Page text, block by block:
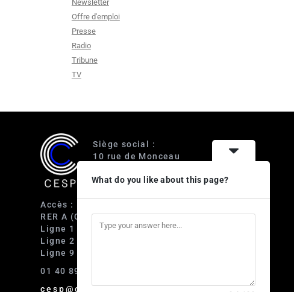
Newsletter
Offre d'emploi
Presse
Radio
Tribune
TV
Siège social :
10 rue de Monceau
Accès :
RER A (Charles de Gaulle-Étoile)
Ligne 1 (George V)
Ligne 2 (Courcelles)
Ligne 9 (Saint-Philippe du Roule)
01 40 89 63 60
cesp@cesp.org
What do you like about this page?